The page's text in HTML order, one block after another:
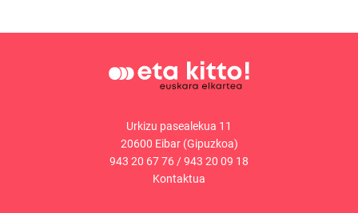
Urkizu pasealekua 11
20600 Eibar (Gipuzkoa)
943 20 67 76/943 20 09 18
Kontaktua